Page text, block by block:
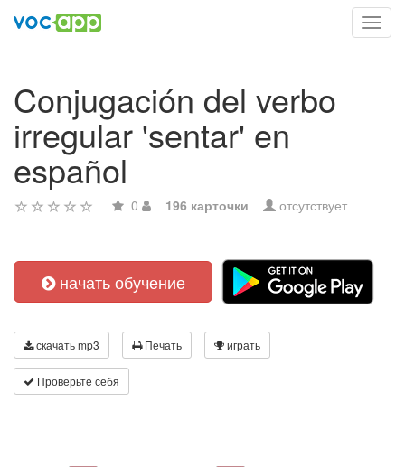
Conjugación del verbo
irregular 'sentar' en
español
0 196 карточки отсутствует
начать обучение
скачать mp3 Печать играть
Проверьте себя